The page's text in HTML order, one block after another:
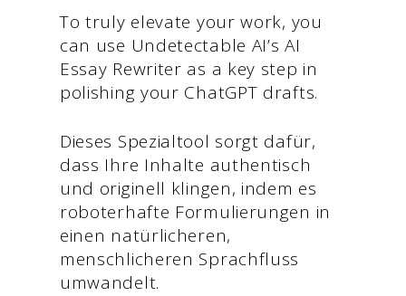
To truly elevate your work, you
can use Undetectable AI’s AI
Essay Rewriter as a key step in
polishing your ChatGPT drafts.
Dieses Spezialtool sorgt dafür,
dass Ihre Inhalte authentisch
und originell klingen, indem es
roboterhafte Formulierungen in
einen natürlicheren,
menschlicheren Sprachfluss
umwandelt.